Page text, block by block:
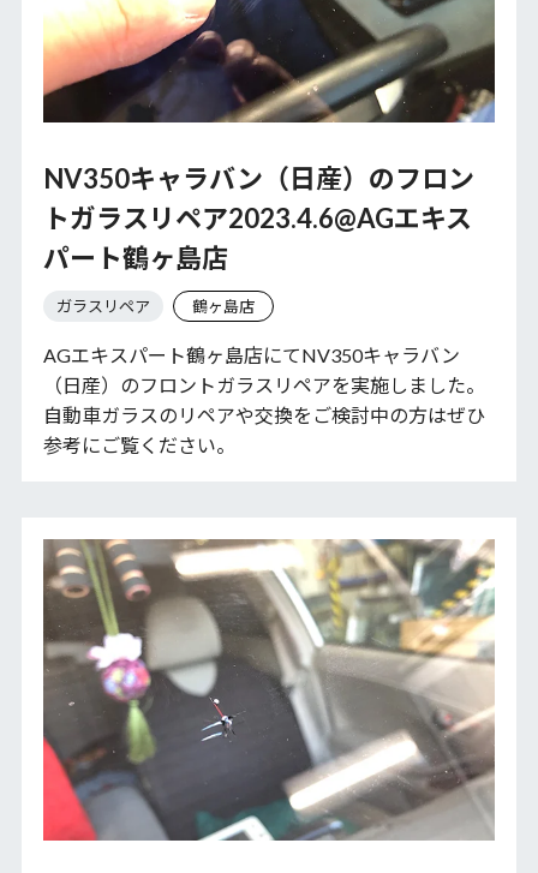
NV350キャラバン（日産）のフロン
トガラスリペア2023.4.6@AGエキス
パート鶴ヶ島店
ガラスリペア 鶴ヶ島店
AGエキスパート鶴ヶ島店にてNV350キャラバン
（日産）のフロントガラスリペアを実施しました。
自動車ガラスのリペアや交換をご検討中の方はぜひ
参考にご覧ください。